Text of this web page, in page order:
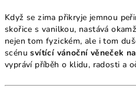
Když se zima přikryje jemnou
skořice s vanilkou, nastává
nejen tom fyzickém, ale i tom
scénusvítící vánoční věneček
vypráví příběh o klidu, radosti a